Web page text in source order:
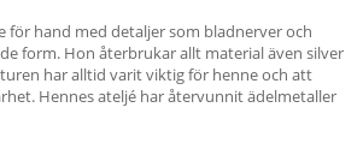
för hand med detaljer som bladnerver och
form. Hon återbrukar allt material även silver
har alltid varit viktig för henne och att
Hennes ateljé har återvunnit ädelmetaller